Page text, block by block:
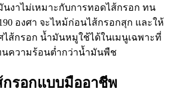
งาไม่เหมาะกับการทอดไส้กรอก ทน
องศา จะไหม้ก่อนไส้กรอกสุก และให้
ไส้กรอก น้ำมันหมูใช้ได้ในเมนูเฉพาะที่
นความร้อนต่ำกว่าน้ำมันพืช
รอกแบบมืออาชีพ